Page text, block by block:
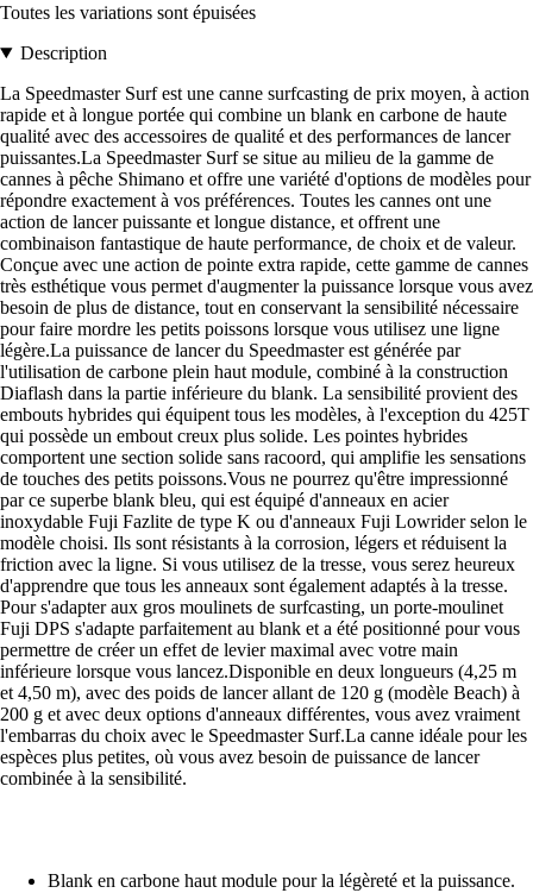
Toutes les variations sont épuisées
Description
La Speedmaster Surf est une canne surfcasting de prix moyen, à action
rapide et à longue portée qui combine un blank en carbone de haute
qualité avec des accessoires de qualité et des performances de lancer
puissantes.La Speedmaster Surf se situe au milieu de la gamme de
cannes à pêche Shimano et offre une variété d'options de modèles pour
répondre exactement à vos préférences. Toutes les cannes ont une
action de lancer puissante et longue distance, et offrent une
combinaison fantastique de haute performance, de choix et de valeur.
Conçue avec une action de pointe extra rapide, cette gamme de cannes
très esthétique vous permet d'augmenter la puissance lorsque vous avez
besoin de plus de distance, tout en conservant la sensibilité nécessaire
pour faire mordre les petits poissons lorsque vous utilisez une ligne
légère.La puissance de lancer du Speedmaster est générée par
l'utilisation de carbone plein haut module, combiné à la construction
Diaflash dans la partie inférieure du blank. La sensibilité provient des
embouts hybrides qui équipent tous les modèles, à l'exception du 425T
qui possède un embout creux plus solide. Les pointes hybrides
comportent une section solide sans racoord, qui amplifie les sensations
de touches des petits poissons.Vous ne pourrez qu'être impressionné
par ce superbe blank bleu, qui est équipé d'anneaux en acier
inoxydable Fuji Fazlite de type K ou d'anneaux Fuji Lowrider selon le
modèle choisi. Ils sont résistants à la corrosion, légers et réduisent la
friction avec la ligne. Si vous utilisez de la tresse, vous serez heureux
d'apprendre que tous les anneaux sont également adaptés à la tresse.
Pour s'adapter aux gros moulinets de surfcasting, un porte-moulinet
Fuji DPS s'adapte parfaitement au blank et a été positionné pour vous
permettre de créer un effet de levier maximal avec votre main
inférieure lorsque vous lancez.Disponible en deux longueurs (4,25 m
et 4,50 m), avec des poids de lancer allant de 120 g (modèle Beach) à
200 g et avec deux options d'anneaux différentes, vous avez vraiment
l'embarras du choix avec le Speedmaster Surf.La canne idéale pour les
espèces plus petites, où vous avez besoin de puissance de lancer
combinée à la sensibilité.
Blank en carbone haut module pour la légèreté et la puissance.